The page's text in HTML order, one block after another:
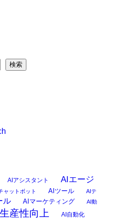
検索
AIアシスタント
AIエージ
ャットボット AIツール
AIテ
ル AIマーケティング AI動
産性向上 AI自動化